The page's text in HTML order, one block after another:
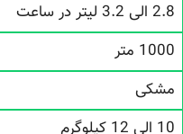
2.8 الی 3.2 لیتر در ساعت
1000 متر
مشکی
10 الی 12 کیلوگرم